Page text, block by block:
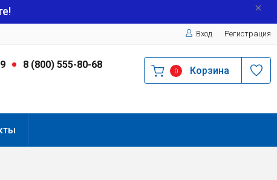
Вход Регистрация
8 (800) 555-80-68
0 Корзина